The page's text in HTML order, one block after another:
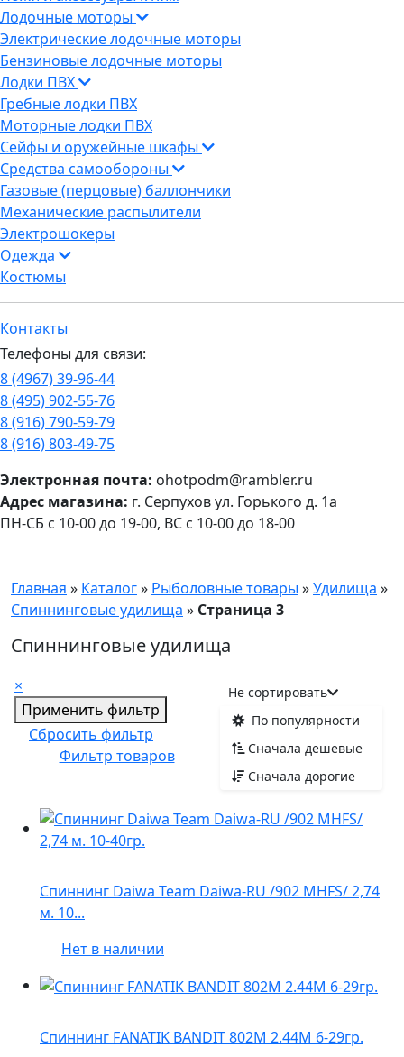
Лодочные моторы
Электрические лодочные моторы
Бензиновые лодочные моторы
Лодки ПВХ
Гребные лодки ПВХ
Моторные лодки ПВХ
Сейфы и оружейные шкафы
Средства самообороны
Газовые (перцовые) баллончики
Механические распылители
Электрошокеры
Одежда
Костюмы
Контакты
Телефоны для связи:
8 (4967) 39-96-44
8 (495) 902-55-76
8 (916) 790-59-79
8 (916) 803-49-75
ПН-СБ с 10-00 до 19-00, ВС с 10-00 до 18-00
Электронная почта: ohotpodm@rambler.ru
Адрес магазина: г. Серпухов ул. Горького д. 1а
Главная » Каталог» Рыболовные товары »Удилища »
Спиннинговые удилища » Страница 3
Спиннинговые удилища
×
Применить фильтр
Сбросить фильтр
Фильтр товаров
Не сортировать
По популярности
Сначала дешевые
Сначала дорогие
Спиннинг Daiwa Team Daiwa-RU /902 MHFS/ 2,74
м. 10...
Нет в наличии
Спиннинг FANATIK BANDIT 802M 2.44M 6-29гр.